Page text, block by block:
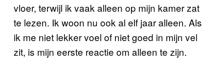
vloer, terwijl ik vaak alleen op mijn kamer zat
te lezen. Ik woon nu ook al elf jaar alleen. Als
ik me niet lekker voel of niet goed in mijn vel
zit, is mijn eerste reactie om alleen te zijn.